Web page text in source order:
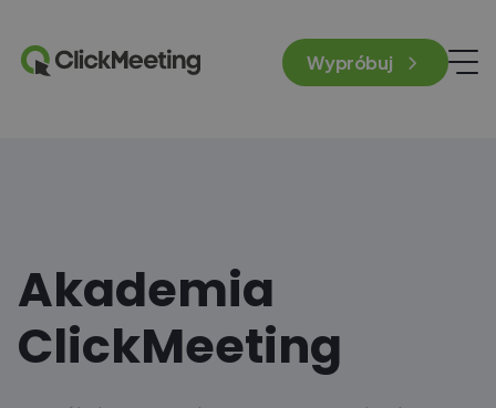
Wypróbuj
Akademia
ClickMeeting